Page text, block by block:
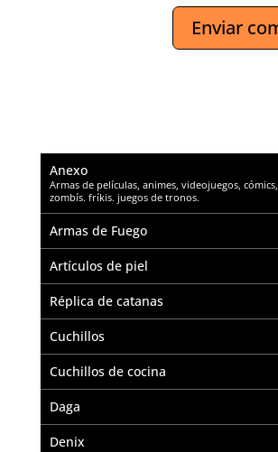
Anexo
–
Armas de películas, animes, videojuegos, cómics,
zombís. fríkis. juegos de tronos.
Armas de Fuego
Artículos de piel
Réplica de catanas
Cuchillos
Cuchillos de cocina
Daga
Denix